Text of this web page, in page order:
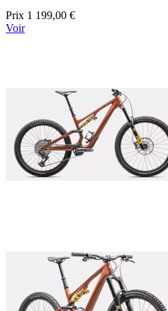
Prix 1 199,00 €
Voir